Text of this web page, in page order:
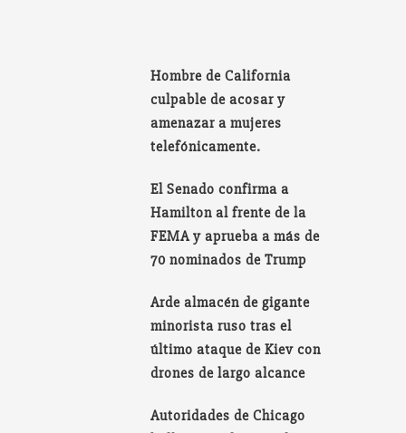
Hombre de California
culpable de acosar y
amenazar a mujeres
telefónicamente.
El Senado confirma a
Hamilton al frente de la
FEMA y aprueba a más de
70 nominados de Trump
Arde almacén de gigante
minorista ruso tras el
último ataque de Kiev con
drones de largo alcance
Autoridades de Chicago